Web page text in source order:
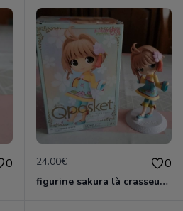
0 24.00€ 0
figurine sakura là crasseuse de cartes